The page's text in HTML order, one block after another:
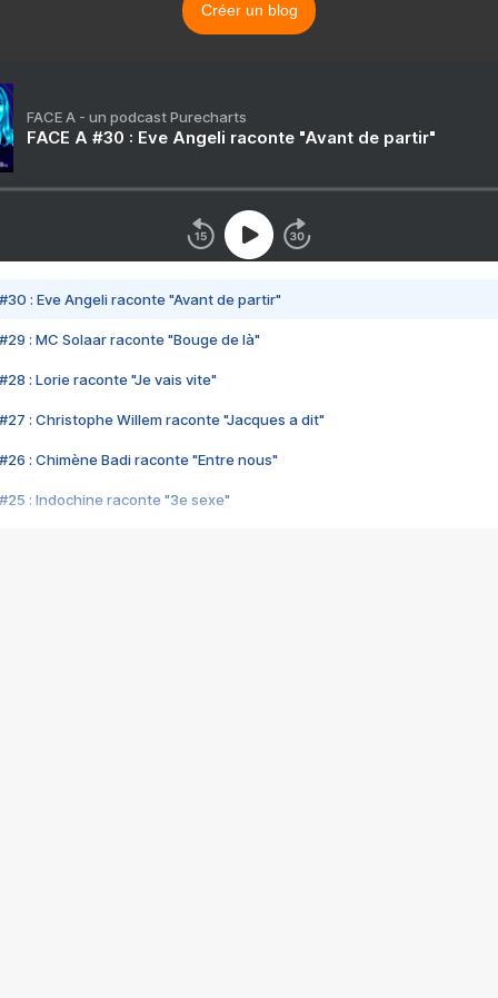
Créer un blog
FACE A - un podcast Purecharts
FACE A #30 : Eve Angeli raconte "Avant de partir"
#30 : Eve Angeli raconte "Avant de partir"
#29 : MC Solaar raconte "Bouge de là"
#28 : Lorie raconte "Je vais vite"
#27 : Christophe Willem raconte "Jacques a dit"
#26 : Chimène Badi raconte "Entre nous"
#25 : Indochine raconte "3e sexe"